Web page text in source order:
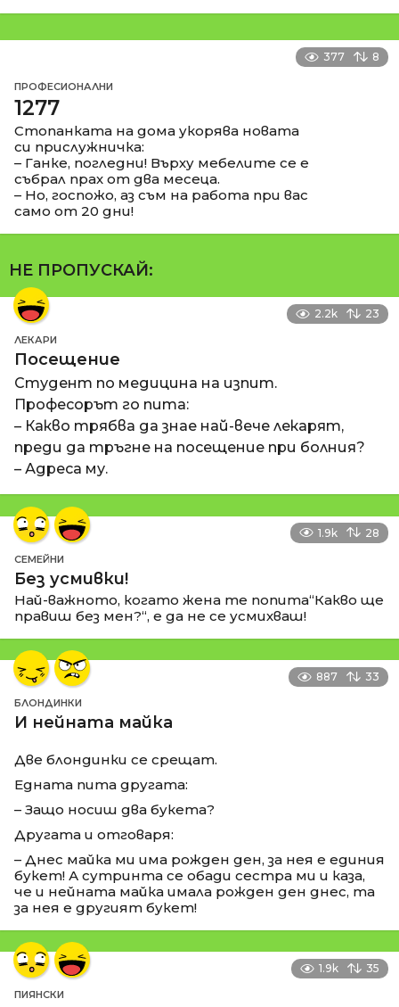
377 8
ПРОФЕСИОНАЛНИ
1277
Стопанката на дома укорява новата
си прислужничка:
– Ганке, погледни! Върху мебелите се е
събрал прах от два месеца.
– Но, госпожо, аз съм на работа при вас
само от 20 дни!
НЕ ПРОПУСКАЙ:
2.2k 23
ЛЕКАРИ
Посещение
Студент по медицина на изпит.
Професорът го пита:
– Какво трябва да знае най-вече лекарят,
преди да тръгне на посещение при болния?
– Адреса му.
1.9k 28
СЕМЕЙНИ
Без усмивки!
Най-важното, когато жена те попита“Какво ще
правиш без мен?“, е да не се усмихваш!
887 33
БЛОНДИНКИ
И нейната майка
Две блондинки се срещат.
Едната пита другата:
– Защо носиш два букета?
Другата и отговаря:
– Днес майка ми има рожден ден, за нея е единия
букет! А сутринта се обади сестра ми и каза,
че и нейната майка имала рожден ден днес, та
за нея е другият букет!
1.9k 35
ПИЯНСКИ